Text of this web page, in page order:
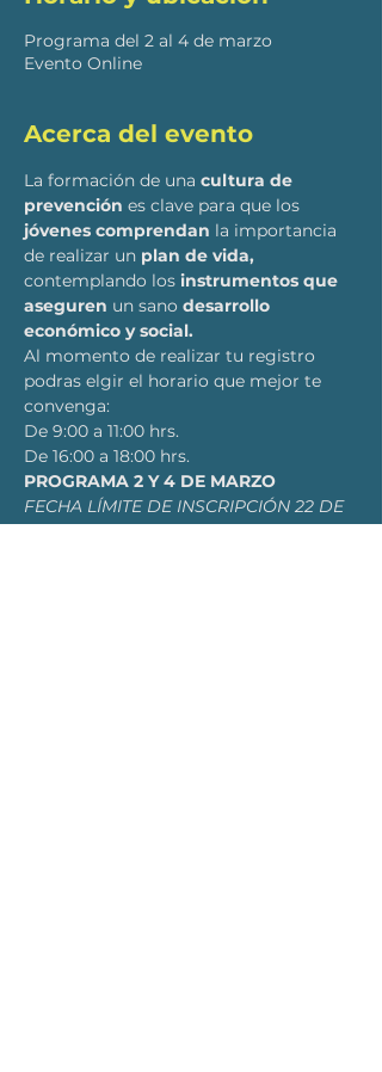
Programa del 2 al 4 de marzo
Evento Online
Acerca del evento
La formación de una cultura de
prevención es clave para que los
jóvenes comprendan la importancia
de realizar un plan de vida,
contemplando los instrumentos que
aseguren un sano desarrollo
económico y social.
Al momento de realizar tu registro
podras elgir el horario que mejor te
convenga:
De 9:00 a 11:00 hrs.
De 16:00 a 18:00 hrs.
PROGRAMA 2 Y 4 DE MARZO
FECHA LÍMITE DE INSCRIPCIÓN 22 DE
FEBRERO